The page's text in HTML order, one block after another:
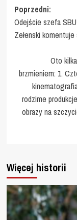
Zobacz
wpisy
Poprzedni:
Odejście szefa
Zełenski
Oto
brzmieniem: 1.
rodzime
obrazy na
Więcej historii